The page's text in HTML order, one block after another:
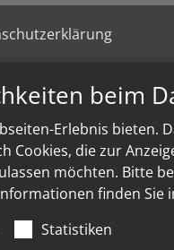
beim
Erlebnis bieten.
Cookies, die zur
möchten. Bitte
finden Sie
Statistiken